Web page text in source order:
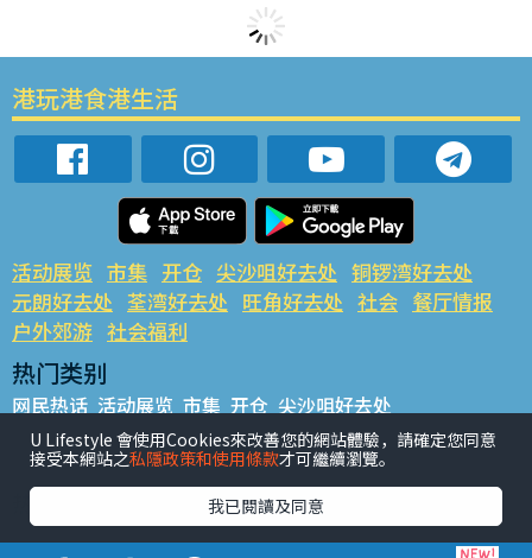
港玩港食港生活
活动展览 市集 开仓 尖沙咀好去处 铜锣湾好去处
元朗好去处 荃湾好去处 旺角好去处 社会 餐厅情报
户外郊游 社会福利
热门类别
网民热话 活动展览 市集 开仓 尖沙咀好去处
铜锣湾好去处 元朗好去处 荃湾好去处 旺角好去处 社会
餐厅情报 户外郊游
热门标签
#UGO揾好去处 #人气活动推介 #美食社群热话
U Lifestyle 會使用Cookies來改善您的網站體驗，請確定您同意
接受本網站之私隱政策和使用條款才可繼續瀏覽。
我已閱讀及同意